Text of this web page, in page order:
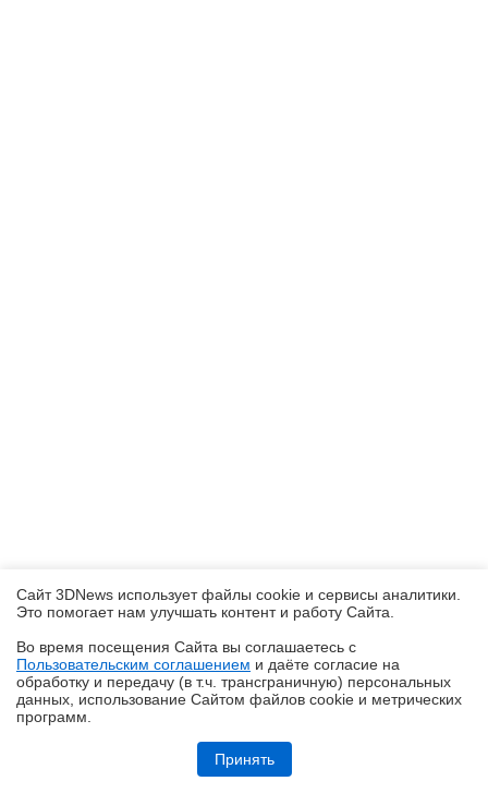
Обзор HUAWEI WATCH Kids X1 Pro: самые умные детские часы
Сайт 3DNews использует файлы cookie и сервисы аналитики.
Это помогает нам улучшать контент и работу Cайта.
Во время посещения Cайта вы соглашаетесь с
Пользовательским соглашением и даёте согласие на
обработку и передачу (в т.ч. трансграничную) персональных
данных, использование Cайтом файлов cookie и метрических
программ.
Принять